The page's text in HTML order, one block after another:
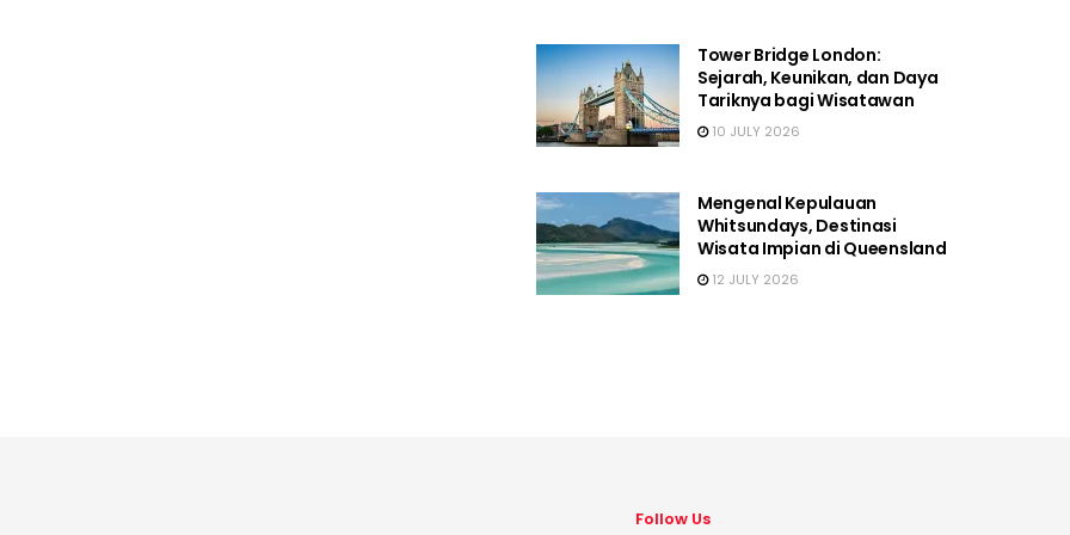
Tower Bridge London:
Sejarah, Keunikan, dan Daya
Tariknya bagi Wisatawan
10 JULY 2026
Mengenal Kepulauan
Whitsundays, Destinasi
Wisata Impian di Queensland
12 JULY 2026
Follow Us